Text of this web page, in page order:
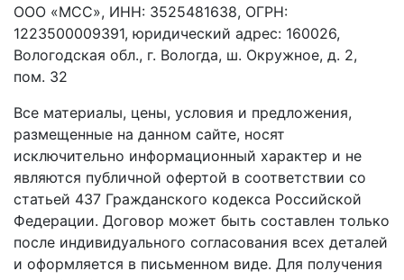
ООО «МСС», ИНН: 3525481638, ОГРН:
1223500009391, юридический адрес: 160026,
Вологодская обл., г. Вологда, ш. Окружное, д. 2,
пом. 32
Все материалы, цены, условия и предложения,
размещенные на данном сайте, носят
исключительно информационный характер и не
являются публичной офертой в соответствии со
статьей 437 Гражданского кодекса Российской
Федерации. Договор может быть составлен только
после индивидуального согласования всех деталей
и оформляется в письменном виде. Для получения